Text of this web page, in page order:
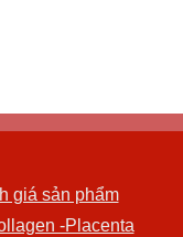
giá sản phẩm
-Placenta